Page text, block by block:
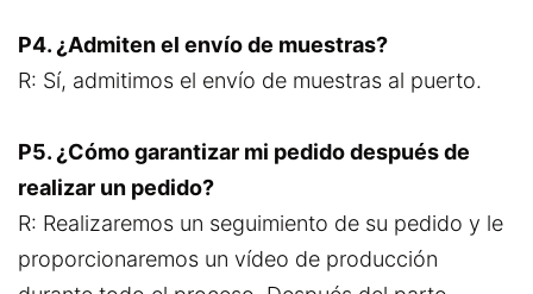
P4. ¿Admiten el envío de muestras?
R: Sí, admitimos el envío de muestras al puerto.
P5. ¿Cómo garantizar mi pedido después de
realizar un pedido?
R: Realizaremos un seguimiento de su pedido y le
proporcionaremos un vídeo de producción